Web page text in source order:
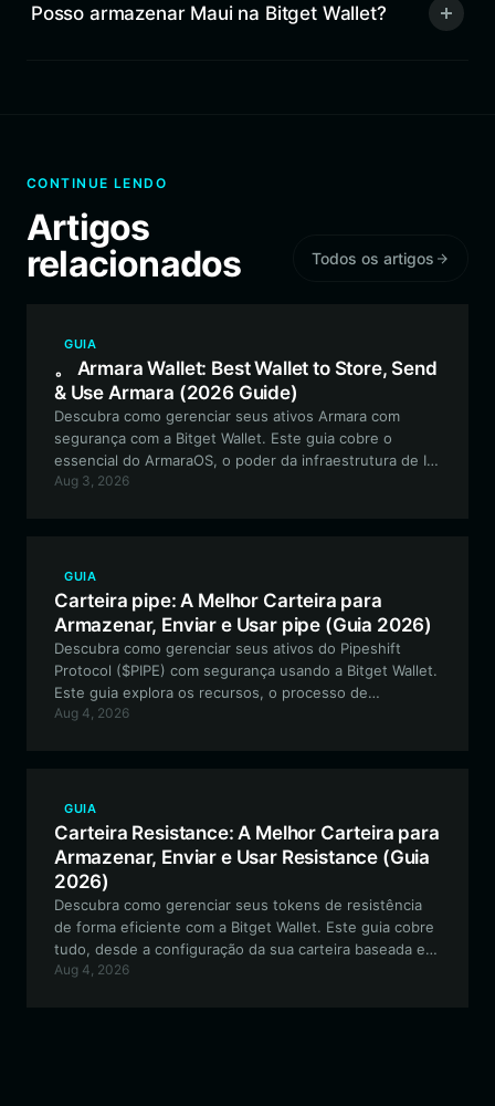
Posso armazenar Maui na Bitget Wallet?
CONTINUE LENDO
Artigos
relacionados
Todos os artigos
GUIA
。 Armara Wallet: Best Wallet to Store, Send
& Use Armara (2026 Guide)
Descubra como gerenciar seus ativos Armara com
segurança com a Bitget Wallet. Este guia cobre o
essencial do ArmaraOS, o poder da infraestrutura de IA
baseada em Solana e por que a Bitget é a escolha
Aug 3, 2026
GUIA
Carteira pipe: A Melhor Carteira para
Armazenar, Enviar e Usar pipe (Guia 2026)
Descubra como gerenciar seus ativos do Pipeshift
Protocol ($PIPE) com segurança usando a Bitget Wallet.
Este guia explora os recursos, o processo de
configuração e a utilidade da melhor carteira para
Aug 4, 2026
GUIA
Carteira Resistance: A Melhor Carteira para
Armazenar, Enviar e Usar Resistance (Guia
2026)
Descubra como gerenciar seus tokens de resistência
de forma eficiente com a Bitget Wallet. Este guia cobre
tudo, desde a configuração da sua carteira baseada em
Solana até o aproveitamento dos recursos exclusivos
Aug 4, 2026